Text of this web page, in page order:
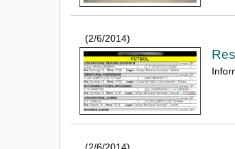
(2/6/2014)